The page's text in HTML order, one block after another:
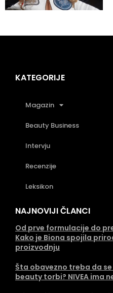
KATEGORIJE
Magazin
Beauty Business
Intervju
Recenzije
Leksikon
NAJNOVIJI ČLANCI
Od prve formulacije do
Kako je Biona spojila
proizvodnju
Šta obavezno treba da
beauty torbi? NIVEA ima